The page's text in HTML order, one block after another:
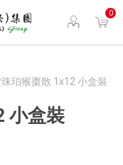
0
珀猴棗散 1x12 小盒裝
小盒裝